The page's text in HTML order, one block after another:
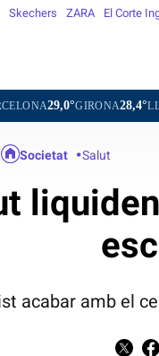
Skechers ZARA El Corte
28,4°LLEIDA28,1°
Societat Salut
acabar amb el